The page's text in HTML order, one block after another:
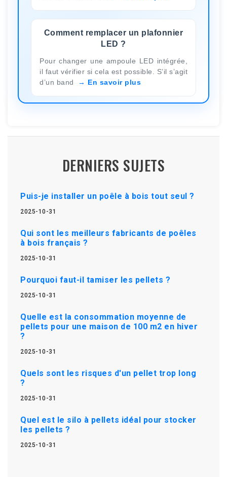
Comment remplacer un plafonnier
LED ?
Pour changer une ampoule LED intégrée,
il faut vérifier si cela est possible. S’il s’agit
d’un band
En savoir plus
DERNIERS SUJETS
Puis-je installer un poêle à bois tout seul ?
2025-10-31
Qui sont les meilleurs fabricants de poêles
à bois français ?
2025-10-31
Pourquoi faut-il tamiser les pellets ?
2025-10-31
Quelle est la consommation moyenne de
pellets pour une maison de 100 m2 en hiver
?
2025-10-31
Quels sont les risques d'un pellet trop long
?
2025-10-31
Quel est le silo à pellets idéal pour stocker
les pellets ?
2025-10-31